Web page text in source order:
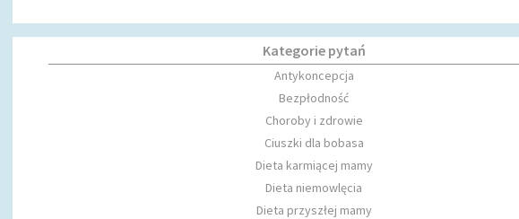
Kategorie pytań
Antykoncepcja
Bezpłodność
Choroby i zdrowie
Ciuszki dla bobasa
Dieta karmiącej mamy
Dieta niemowlęcia
Dieta przyszłej mamy